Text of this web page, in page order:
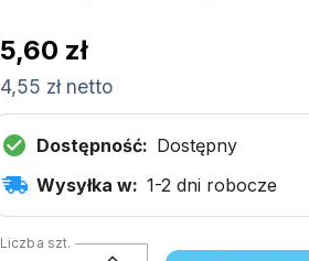
5,60 zł
4,55 zł netto
Dostępność: Dostępny
Wysyłka w: 1-2 dni robocze
Liczba szt.